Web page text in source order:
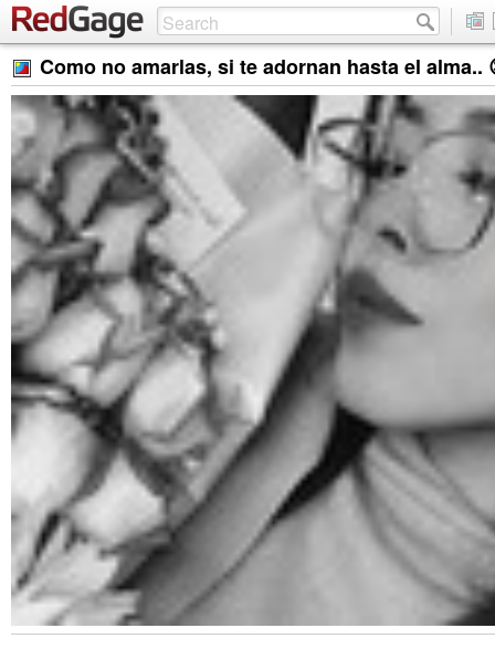
Como no amarlas, si te adornan hasta el alma..